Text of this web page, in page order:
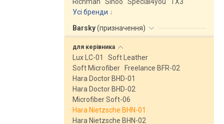
Усі бренди
Barsky(призначення)
для керівника
Lux LC-01
Soft Leather
Soft Microfiber
Freelance BFR-02
Hara Doctor BHD-01
Hara Doctor BHD-02
Microfiber Soft-06
Hara Nietzsche BHN-01
Hara Nietzsche BHN-02